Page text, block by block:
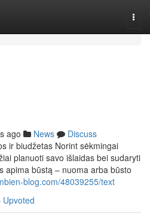
ago News
Discuss
ir biudžetas Norint sėkmingai
planuoti savo išlaidas bei sudaryti
apima būstą – nuoma arba būsto
blog.com/48039255/text
Upvoted